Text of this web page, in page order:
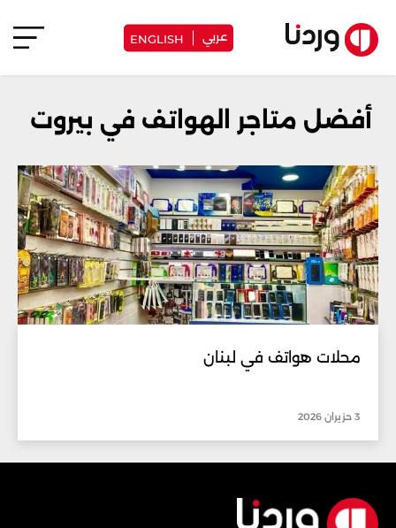
عربي ENGLISH
أفضل متاجر الهواتف في بيروت
محلات هواتف في لبنان
3 حزيران 2026